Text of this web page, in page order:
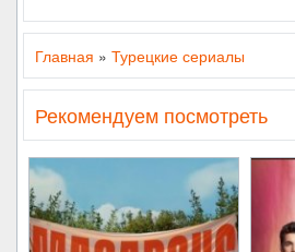
Главная » Турецкие сериалы
Рекомендуем посмотреть